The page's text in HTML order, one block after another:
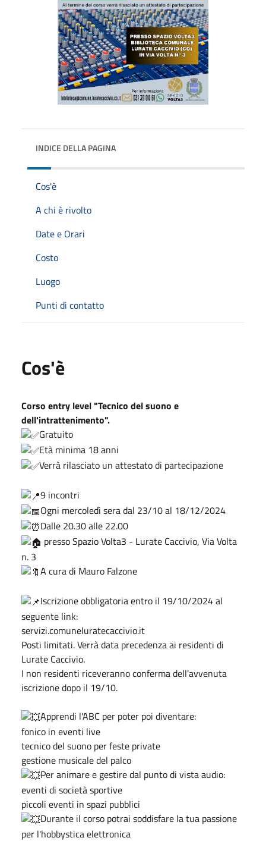
INDICE DELLA PAGINA
Cos'è
A chi è rivolto
Date e Orari
Costo
Luogo
Punti di contatto
Cos'è
Corso entry level "Tecnico del suono e
dell'intrattenimento".
Gratuito
Età minima 18 anni
Verrà rilasciato un attestato di partecipazione
9 incontri
Ogni mercoledì sera dal 23/10 al 18/12/2024
Dalle 20.30 alle 22.00
presso Spazio Volta3 - Lurate Caccivio, Via Volta
n. 3
A cura di Mauro Falzone
Iscrizione obbligatoria entro il 19/10/2024 al
seguente link:
servizi.comuneluratecaccivio.it
Posti limitati. Verrà data precedenza ai residenti di
Lurate Caccivio.
I non residenti riceveranno conferma dell'avvenuta
iscrizione dopo il 19/10.
Apprendi l'ABC per poter poi diventare:
fonico in eventi live
tecnico del suono per feste private
gestione musicale del palco
Per animare e gestire dal punto di vista audio:
eventi di società sportive
piccoli eventi in spazi pubblici
Durante il corso potrai soddisfare la tua passione
per l'hobbystica elettronica